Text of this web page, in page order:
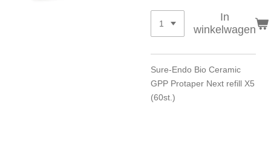
In
winkelwagen
Sure-Endo Bio Ceramic
GPP Protaper Next refill X5
(60st.)